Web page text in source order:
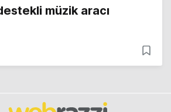
müzik aracı